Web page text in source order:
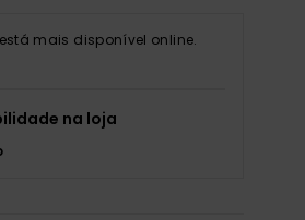
mais disponível online.
na loja